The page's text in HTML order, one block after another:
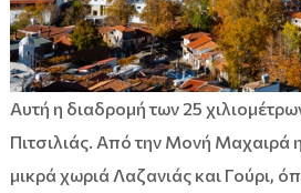
Αυτή η διαδρομή των 25
Πιτσιλιάς. Από την Μονή Μαχαιρά
μικρά χωριά Λαζανιάς και Γούρι,